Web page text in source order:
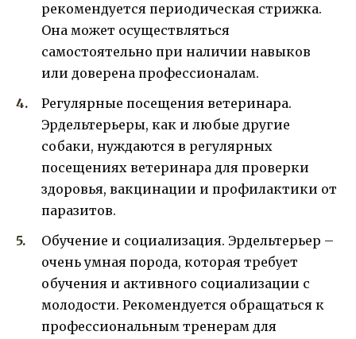
рекомендуется периодическая стрижка.
Она может осуществляться
самостоятельно при наличии навыков
или доверена профессионалам.
Регулярные посещения ветеринара.
Эрдельтерьеры, как и любые другие
собаки, нуждаются в регулярных
посещениях ветеринара для проверки
здоровья, вакцинации и профилактики от
паразитов.
Обучение и социализация. Эрдельтерьер –
очень умная порода, которая требует
обучения и активного социализации с
молодости. Рекомендуется обращаться к
профессиональным тренерам для